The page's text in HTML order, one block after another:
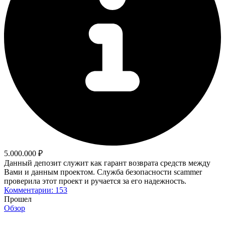
5.000.000 ₽
Данный депозит служит как гарант возврата средств между
Вами и данным проектом. Служба безопасности scammer
проверила этот проект и ручается за его надежность.
Комментарии: 153
Прошел
Обзор